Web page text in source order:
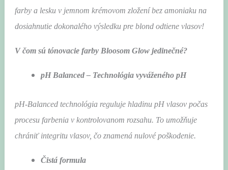
farby a lesku v jemnom krémovom zložení bez amoniaku na
dosiahnutie dokonalého výsledku pre blond odtiene vlasov!
V čom sú tónovacie farby Bloosom Glow jedinečné?
pH Balanced – Technológia vyváženého pH
pH-Balanced technológia reguluje hladinu pH vlasov počas
procesu farbenia v kontrolovanom rozsahu. To umožňuje
chrániť integritu vlasov, čo znamená nulové poškodenie.
Čistá formula